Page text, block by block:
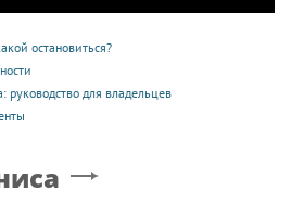
остановиться?
руководство для владельцев